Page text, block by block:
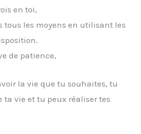
en toi,
tous les moyens en utilisant les
de patience,
la vie que tu souhaites, tu
ta vie et tu peux réaliser tes